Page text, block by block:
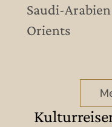
Saudi-
Orients